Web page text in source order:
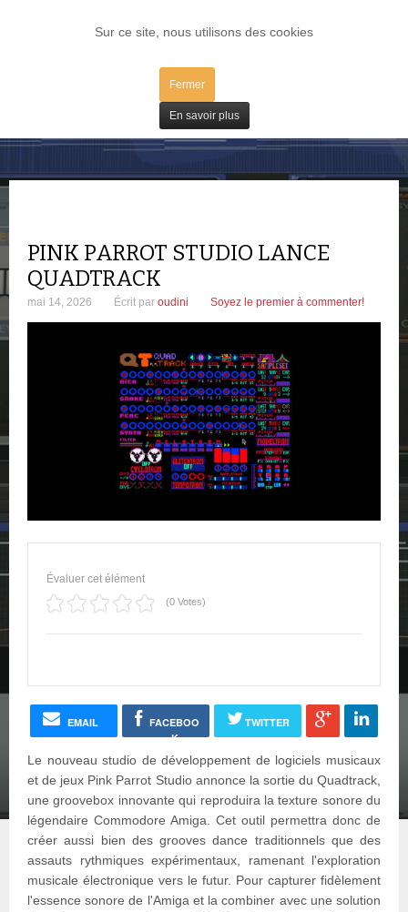
Sur ce site, nous utilisons des cookies
Fermer
En savoir plus
LOG IN
PINK PARROT STUDIO LANCE
QUADTRACK
mai 14, 2026 Écrit par oudini Soyez le premier à commenter!
Évaluer cet élément
(0 Votes)
EMAIL
FACEBOO
K
TWITTER
Le nouveau studio de développement de logiciels musicaux
et de jeux Pink Parrot Studio annonce la sortie du Quadtrack,
une groovebox innovante qui reproduira la texture sonore du
légendaire Commodore Amiga. Cet outil permettra donc de
créer aussi bien des grooves dance traditionnels que des
assauts rythmiques expérimentaux, ramenant l'exploration
musicale électronique vers le futur. Pour capturer fidèlement
l'essence sonore de l'Amiga et la combiner avec une solution